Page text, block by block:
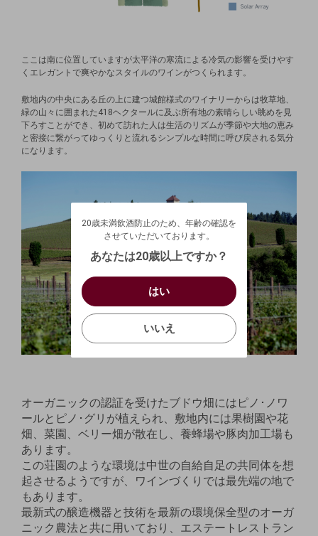
お買い物を続ける カートへ進む
ここは南に位置していますが太平洋の寒流による冷気の影響を受けやす
くエレガントで爽やかなスタイルのワインがつくられます。
敷地内の中央にある丘の上に建つ城館様式のワイナリーからは牧草地、
緑の山々に囲まれた418ヘクタールに及ぶ所有地の素晴らしい眺めを見
下ろすことができ、初めて訪れた人は生活のリズムが季節や大地の恵み
と密接に繋がってゆっくりと流れるシンプルな時間に呼び戻される気分
になります。
オーガニックの認証を受けたブドウ畑にはピノ･ノワ
ールとピノ･グリが植えられ、敷地内には果樹園や花
畑、菜園、ベリー畑が散在し、養蜂場や豚肉加工場も
あります。
この荘園のような環境は中世の自給自足の共同体を想
起させるようですが、ワインづくりでは最先端の地で
もあります。
最新式の醸造機器と技術を最新の環境保全型のオーガ
ニック農法と共に用いており、エステートレストラン
20歳未満飲酒防止のため、年齢の確認を
させていただいております。
あなたは20歳以上ですか？
はい
いいえ
20歳未満飲酒防止のため、年齢の確認を
生年月日を入力してください。
西暦
/
確認する
ログアウトします。よろしいですか？
いいえ